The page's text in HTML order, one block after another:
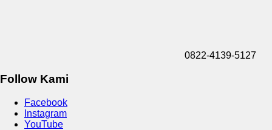
0822-4139-5127
Follow Kami
Facebook
Instagram
YouTube